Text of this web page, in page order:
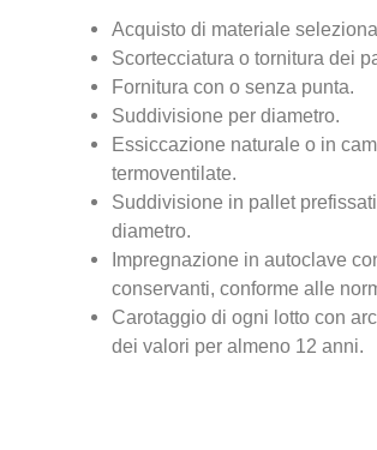
Acquisto di materiale
Scortecciatura o tornitura dei
Fornitura con o senza punta.
Suddivisione per diametro.
Essiccazione naturale o in
termoventilate.
Suddivisione in pallet
diametro.
Impregnazione in autoclave
conservanti, conforme alle
Carotaggio di ogni lotto con
dei valori per almeno 12 anni.